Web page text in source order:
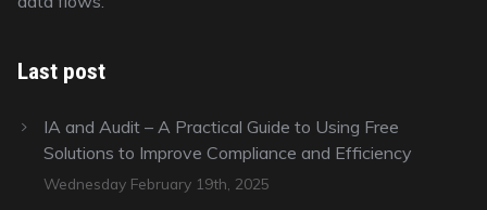
Last post
IA and Audit – A Practical Guide to Using Free
Solutions to Improve Compliance and Efficiency
Wednesday February 19th, 2025